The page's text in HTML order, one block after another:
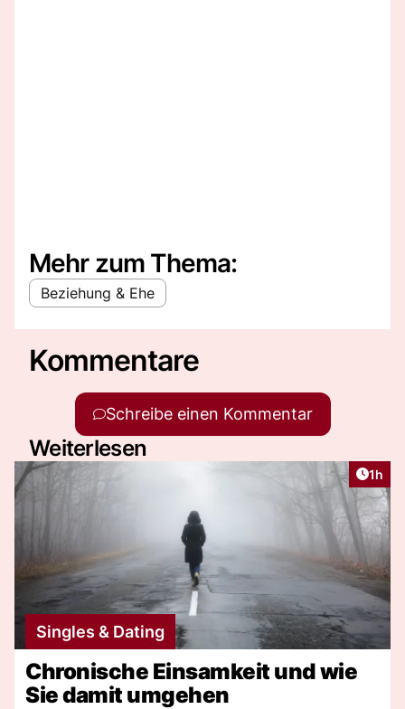
Mehr zum Thema:
Beziehung & Ehe
Kommentare
Schreibe einen Kommentar
Weiterlesen
1h
Singles & Dating
Chronische Einsamkeit und wie
Sie damit umgehen